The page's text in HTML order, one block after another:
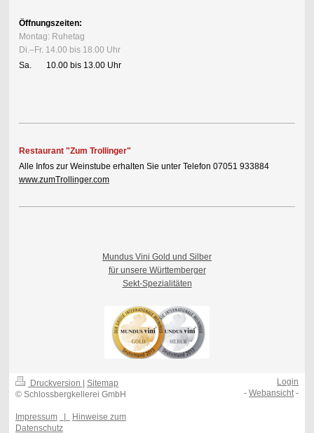
Öffnungszeiten:
Montag: Ruhetag
Di.–Fr. 14.00 bis 18.00 Uhr
Sa. 10.00 bis 13.00 Uhr
Restaurant "Zum Trollinger"
Alle Infos zur Weinstube erhalten Sie unter Telefon 07051 933884
www.zumTrollinger.com
Mundus Vini Gold und Silber
für unsere Württemberger
Sekt-Spezialitäten
Druckversion
Sitemap
© Schlossbergkellerei GmbH
Impressum
Hinweise zum
Datenschutz
Login
-Webansicht-